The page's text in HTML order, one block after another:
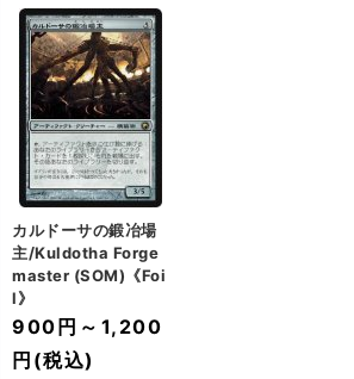
カルドーサの鍛冶場
主/Kuldotha Forge
master (SOM)《Foi
l》
900円 ～ 1,200
円 (税込)